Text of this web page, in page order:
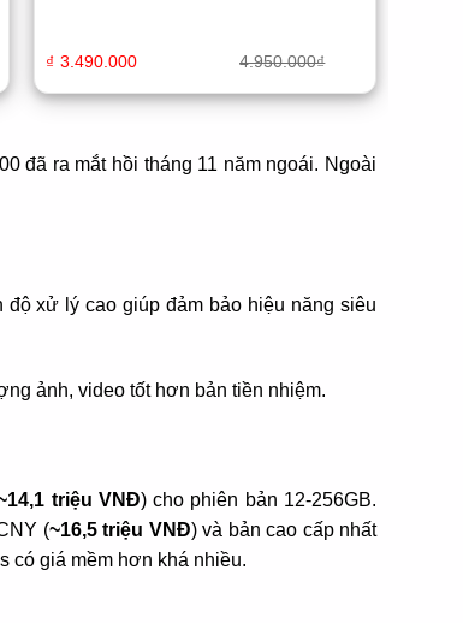
4.950.000₫
3.490.000
₫
đã ra mắt hồi tháng 11 năm ngoái. Ngoài
xử lý cao giúp đảm bảo hiệu năng siêu
ảnh, video tốt hơn bản tiền nhiệm.
triệu VNĐ) cho phiên bản 12-256GB.
(~16,5 triệu VNĐ) và bản cao cấp nhất
có giá mềm hơn khá nhiều.